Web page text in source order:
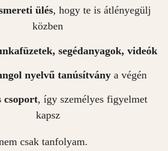
ülés, hogy te is átlényegülj
közben
segédanyagok, videók
nyelvű tanúsítványa végén
csoport, így személyes figyelmet
kapsz
csak tanfolyam.